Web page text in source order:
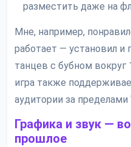
разместить даже на
Мне, например,
работает — установил и
танцев с бубном вокруг
игра также
аудитории за пределами
Графика и звук —
прошлое